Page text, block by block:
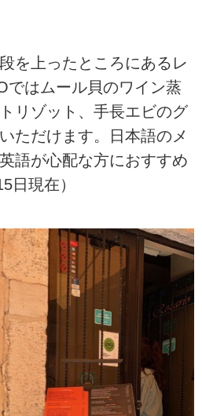
を上ったところにあるレ
ではムール貝のワイン蒸
リゾット、手長エビのグ
ただけます。日本語のメ
語が心配な方におすすめ
日現在）